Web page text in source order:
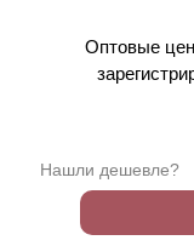
Оптовые
Нашли дешевле?